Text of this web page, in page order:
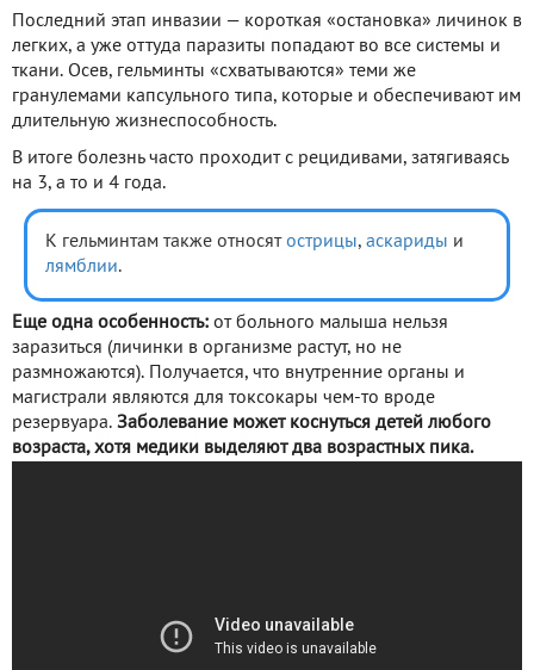
Последний этап инвазии — короткая «остановка» личинок в
легких, а уже оттуда паразиты попадают во все системы и
ткани. Осев, гельминты «схватываются» теми же
гранулемами капсульного типа, которые и обеспечивают им
длительную жизнеспособность.
В итоге болезнь часто проходит с рецидивами, затягиваясь
на 3, а то и 4 года.
К гельминтам также относят острицы, аскариды и
лямблии.
Еще одна особенность: от больного малыша нельзя
заразиться (личинки в организме растут, но не
размножаются). Получается, что внутренние органы и
магистрали являются для токсокары чем-то вроде
резервуара. Заболевание может коснуться детей любого
возраста, хотя медики выделяют два возрастных пика.